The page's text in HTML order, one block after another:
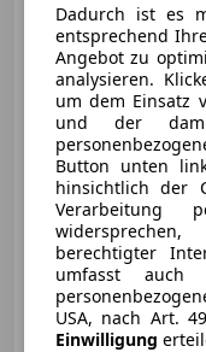
Dadurch ist es
entsprechend
Angebot zu
analysieren.
um dem Einsatz
und der
Button unten
hinsichtlich der
Verarbeitung
berechtigter
umfasst auch
USA, nach Art.
Einwilligung